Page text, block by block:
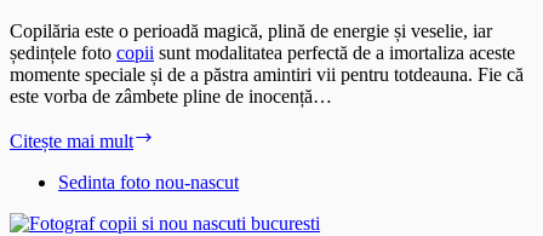
Copilăria este o perioadă magică, plină de energie și veselie, iar
ședințele foto copii sunt modalitatea perfectă de a imortaliza aceste
momente speciale și de a păstra amintiri vii pentru totdeauna. Fie că
este vorba de zâmbete pline de inocență…
Citește mai mult
–
Foto
Sedinta foto nou-nascut